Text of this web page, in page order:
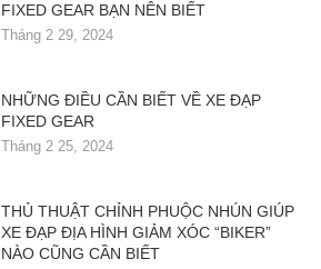
FIXED GEAR BẠN NÊN BIẾT
Tháng 2 29, 2024
NHỮNG ĐIỀU CẦN BIẾT VỀ XE ĐẠP
FIXED GEAR
Tháng 2 25, 2024
THỦ THUẬT CHỈNH PHUỘC NHÚN GIÚP
XE ĐẠP ĐỊA HÌNH GIẢM XÓC “BIKER”
NÀO CŨNG CẦN BIẾT